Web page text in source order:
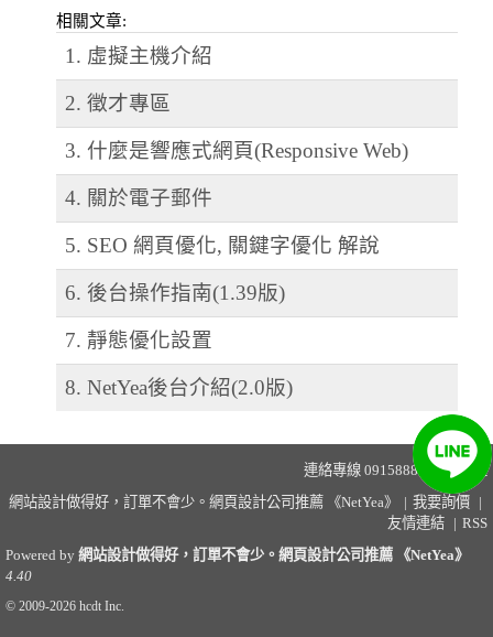
相關文章:
1. 虛擬主機介紹
2. 徵才專區
3. 什麼是響應式網頁(Responsive Web)
4. 關於電子郵件
5. SEO 網頁優化, 關鍵字優化 解說
6. 後台操作指南(1.39版)
7. 靜態優化設置
8. NetYea後台介紹(2.0版)
連絡專線 0915888575 林先生
網站設計做得好，訂單不會少。網頁設計公司推薦 《NetYea》
| 我要詢價 |
友情連結 | RSS
Powered by 網站設計做得好，訂單不會少。網頁設計公司推薦 《NetYea》
4.40
© 2009-2026 hcdt Inc.